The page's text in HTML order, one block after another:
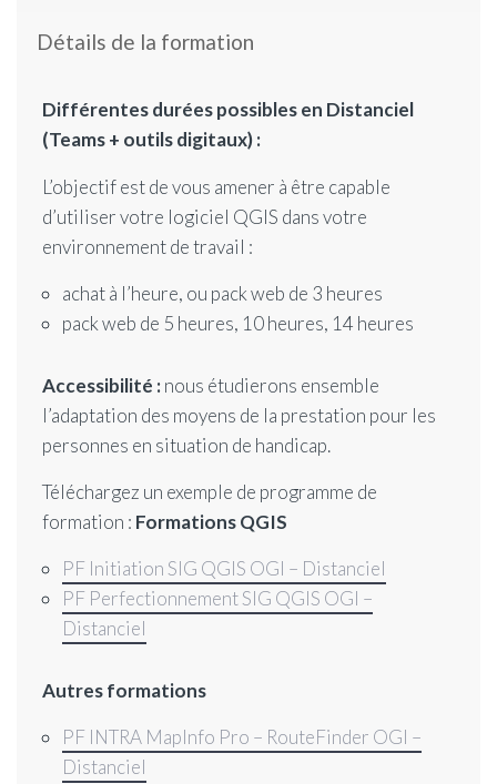
Détails de la formation
Différentes durées possiblesen Distanciel
(Teams + outils digitaux) :
L’objectif est de vous amener à être capable
d’utiliser votre logiciel QGIS dans votre
environnement de travail :
achat à l’heure, ou pack web de 3 heures
pack web de 5 heures, 10 heures, 14 heures
Accessibilité :nous étudierons ensemble
l’adaptation des moyens de la prestation pour les
personnes en situation de handicap.
Téléchargez un exemple de programme de
formation : Formations QGIS
PF Initiation SIG QGIS OGI – Distanciel
PF Perfectionnement SIG QGIS OGI –
Distanciel
Autres formations
PF INTRA MapInfo Pro – RouteFinder OGI –
Distanciel